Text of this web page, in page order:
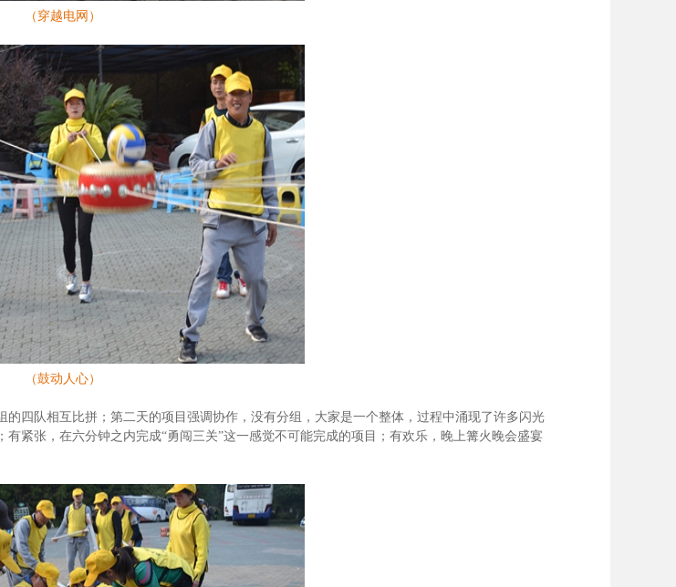
（穿越电网）
（鼓动人心）
四队相互比拼；第二天的项目强调协作，没有分组，大家是一个整体，过程中涌现了许多闪光
紧张，在六分钟之内完成“勇闯三关”这一感觉不可能完成的项目；有欢乐，晚上篝火晚会盛宴